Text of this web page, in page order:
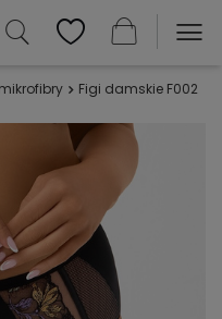
Figi damskie F002